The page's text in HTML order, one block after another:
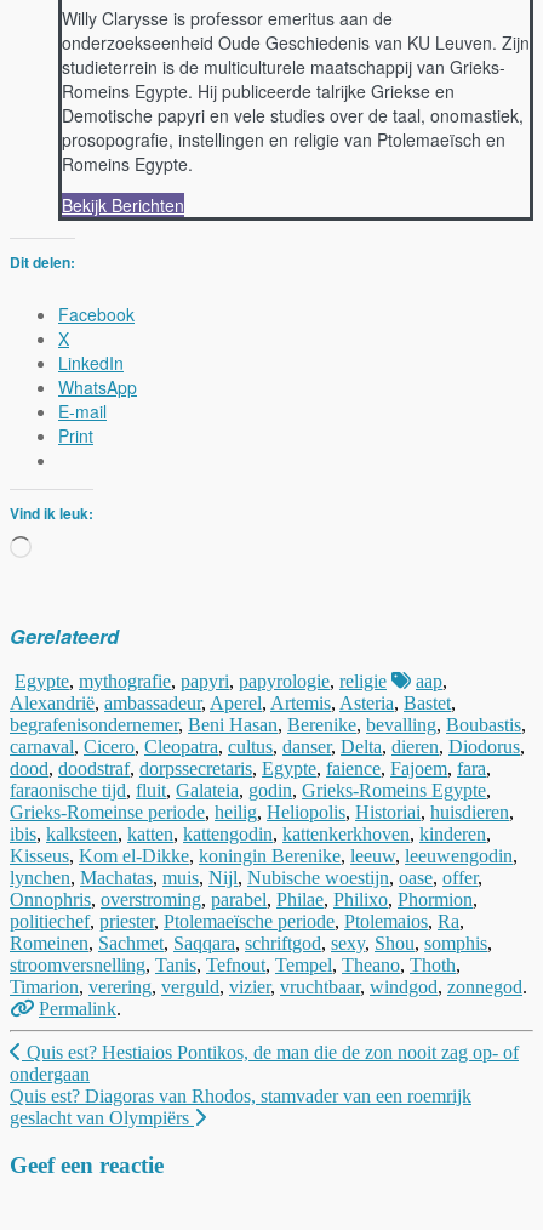
Willy Clarysse is professor emeritus aan de
onderzoekseenheid Oude Geschiedenis van KU Leuven. Zijn
studieterrein is de multiculturele maatschappij van Grieks-
Romeins Egypte. Hij publiceerde talrijke Griekse en
Demotische papyri en vele studies over de taal, onomastiek,
prosopografie, instellingen en religie van Ptolemaeïsch en
Romeins Egypte.
Bekijk Berichten
Dit delen:
Facebook
X
LinkedIn
WhatsApp
E-mail
Print
Vind ik leuk:
Aan
Gerelateerd
Egypte, mythografie, papyri, papyrologie, religie aap,
Alexandrië, ambassadeur, Aperel, Artemis, Asteria, Bastet,
begrafenisondernemer, Beni Hasan, Berenike, bevalling, Boubastis,
carnaval, Cicero, Cleopatra, cultus, danser, Delta, dieren, Diodorus,
dood, doodstraf, dorpssecretaris, Egypte, faience, Fajoem, fara,
faraonische tijd, fluit, Galateia, godin, Grieks-Romeins Egypte,
Grieks-Romeinse periode, heilig, Heliopolis, Historiai, huisdieren,
ibis, kalksteen, katten, kattengodin, kattenkerkhoven, kinderen,
Kisseus, Kom el-Dikke, koningin Berenike, leeuw, leeuwengodin,
lynchen, Machatas, muis, Nijl, Nubische woestijn, oase, offer,
Onnophris, overstroming, parabel, Philae, Philixo, Phormion,
politiechef, priester, Ptolemaeïsche periode, Ptolemaios, Ra,
Romeinen, Sachmet, Saqqara, schriftgod, sexy, Shou, somphis,
stroomversnelling, Tanis, Tefnout, Tempel, Theano, Thoth,
Timarion, verering, verguld, vizier, vruchtbaar, windgod, zonnegod.
Permalink.
Berichtnavigatie
Quis est? Hestiaios Pontikos, de man die de zon nooit zag op- of
ondergaan
Quis est? Diagoras van Rhodos, stamvader van een roemrijk
geslacht van Olympiërs
Geef een reactie